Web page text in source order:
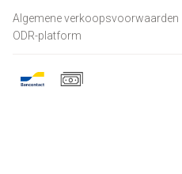
Algemene verkoopsvoorwaarden
ODR-platform